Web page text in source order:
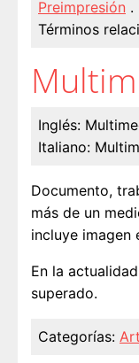
Preimpresión .
Términos
Inglés:
Italiano:
Documento,
más de un
incluye imagen
En la
superado.
Categorías: